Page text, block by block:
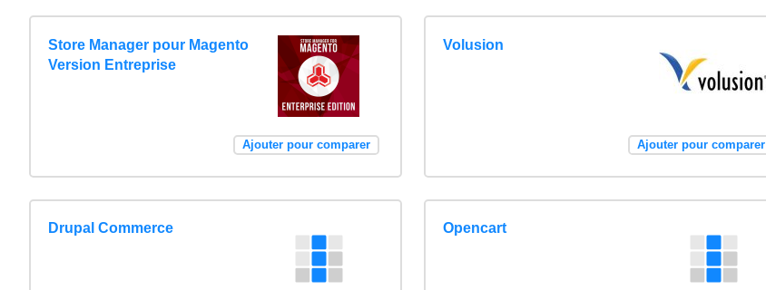
Store Manager pour Magento
Version Entreprise
Ajouter pour comparer
Volusion
Ajouter pour comparer
Drupal Commerce Opencart